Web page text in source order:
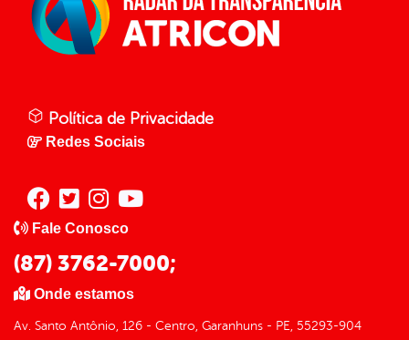
Política de Privacidade
Redes Sociais
Fale Conosco
(87) 3762-7000;
Onde estamos
Av. Santo Antônio, 126 - Centro, Garanhuns - PE, 55293-904